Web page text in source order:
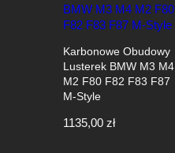
Karbonowe Obudowy
Lusterek BMW M3 M4
M2 F80 F82 F83 F87
M-Style
1135,00 zł